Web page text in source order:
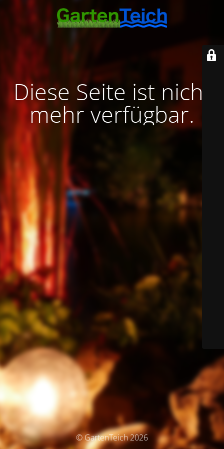
Diese Seite ist nicht
mehr verfügbar.
© GartenTeich 2026